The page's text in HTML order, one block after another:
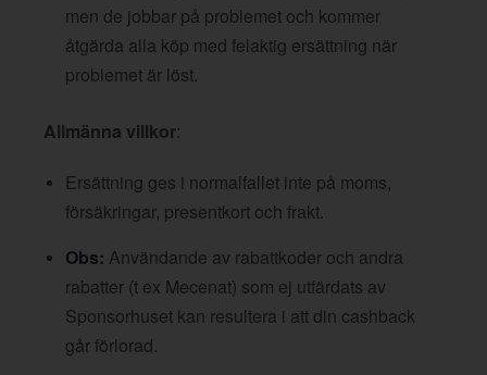
men de jobbar på problemet och kommer
åtgärda alla köp med felaktig ersättning när
problemet är löst.
Allmänna villkor:
Ersättning ges i normalfallet inte på moms,
försäkringar, presentkort och frakt.
Obs: Användande av rabattkoder och andra
rabatter (t ex Mecenat) som ej utfärdats av
Sponsorhuset kan resultera i att din cashback
går förlorad.